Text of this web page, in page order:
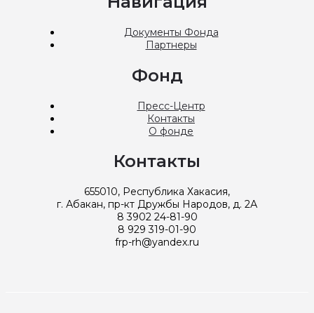
Документы Фонда
Партнеры
Фонд
Пресс-Центр
Контакты
О фонде
Контакты
655010, Республика Хакасия,
г. Абакан, пр-кт Дружбы Народов, д. 2А
8 3902 24-81-90
8 929 319-01-90
frp-rh@yandex.ru